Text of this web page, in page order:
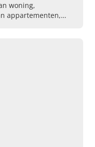
woning,
appartementen,